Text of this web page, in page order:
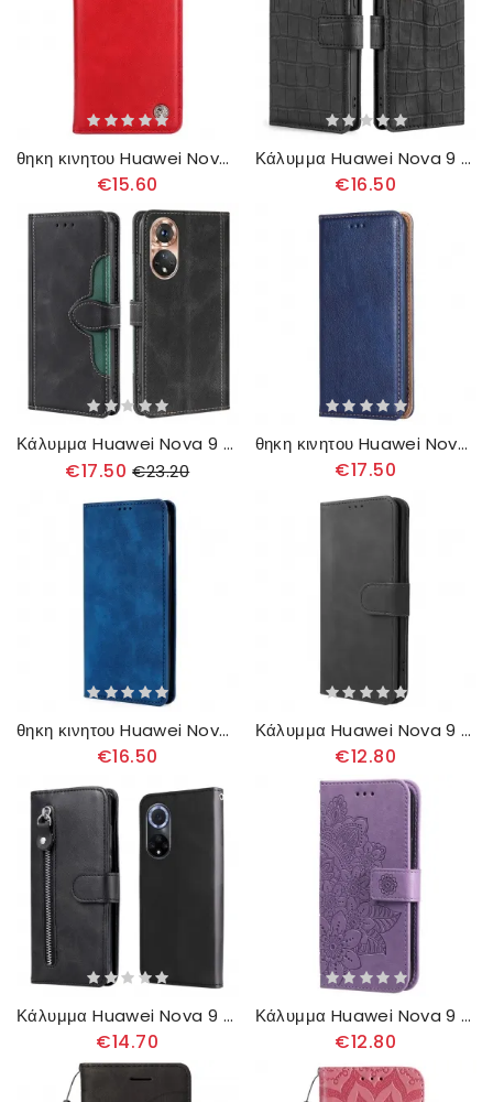
θηκη κινητου Huawei Nova 9 / Honor 50 Θήκη Flip Δερμάτινο Στυλ Με Πριτσίνια
€15.60
Κάλυμμα Huawei Nova 9 / Honor 50 Skin-touch Crocodile
€16.50
Κάλυμμα Huawei Nova 9 / Honor 50 Δίχρωμο Faux Leather Stylish
€17.50 €23.20
θηκη κινητου Huawei Nova 9 / Honor 50 Θήκη Flip Vintage Δερμάτινο Στυλ
€17.50
θηκη κινητου Huawei Nova 9 / Honor 50 Θήκη Flip Άγγιγμα Δέρματος
€16.50
Κάλυμμα Huawei Nova 9 / Honor 50 Skin Touch
€12.80
Κάλυμμα Huawei Nova 9 / Honor 50 Vintage Πορτοφόλι
€14.70
Κάλυμμα Huawei Nova 9 / Honor 50 Μάνταλα
€12.80